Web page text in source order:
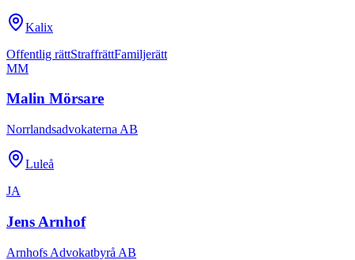
Kalix
Offentlig rättStraffrättFamiljerätt
MM
Malin Mörsare
Norrlandsadvokaterna AB
Luleå
JA
Jens Arnhof
Arnhofs Advokatbyrå AB